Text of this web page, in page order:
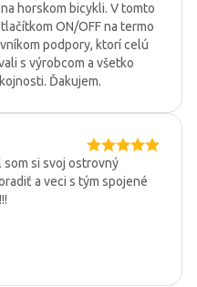
horskom bicykli. V tomto
ON/OFF na termo
podpory, ktorí celú
s výrobcom a všetko
Ďakujem.
si svoj ostrovný
a veci s tým spojené